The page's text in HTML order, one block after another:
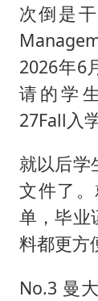
次倒是
2026年6
请的学
27Fall入
就以后学
文件了
单，毕业
料都更方
No.3 曼